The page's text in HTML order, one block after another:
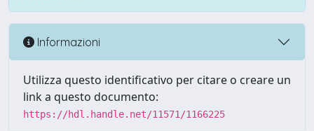
Informazioni
Utilizza questo identificativo per citare o creare un
link a questo documento:
https://hdl.handle.net/11571/1166225